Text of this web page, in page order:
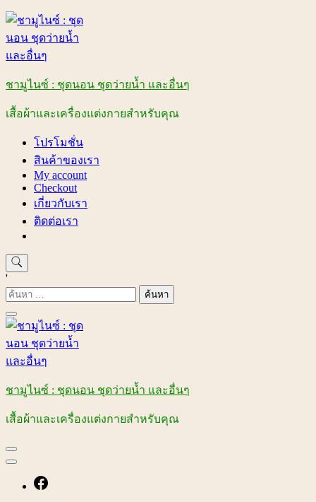
Skip
content
ชามูไนซ์ : ชุดนอน ชุดว่ายน้ำ และอื่นๆ
เสื้อผ้าและเครื่องแต่งกายสำหรับคุณ
โปรโมชั่น
สินค้าของเรา
My account
Checkout
เกี่ยวกับเรา
ติดต่อเรา
'
ค้นหา
สำหรับ:
ชามูไนซ์ : ชุดนอน ชุดว่ายน้ำ และอื่นๆ
เสื้อผ้าและเครื่องแต่งกายสำหรับคุณ